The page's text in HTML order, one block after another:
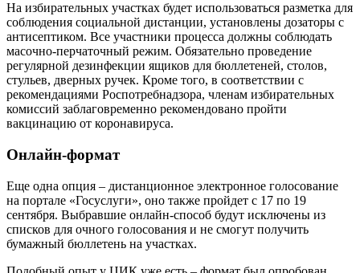
На избирательных участках будет использоваться разметка для
соблюдения социальной дистанции, установлены дозаторы с
антисептиком. Все участники процесса должны соблюдать
масочно-перчаточный режим. Обязательно проведение
регулярной дезинфекции ящиков для бюллетеней, столов,
стульев, дверных ручек. Кроме того, в соответствии с
рекомендациями Роспотребнадзора, членам избирательных
комиссий заблаговременно рекомендовано пройти
вакцинацию от коронавируса.
Онлайн-формат
Еще одна опция – дистанционное электронное голосование
на портале «Госуслуги», оно также пройдет с 17 по 19
сентября. Выбравшие онлайн-способ будут исключены из
списков для очного голосования и не смогут получить
бумажный бюллетень на участках.